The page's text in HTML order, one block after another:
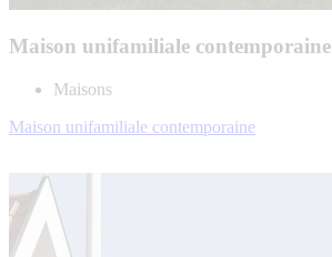
Maison unifamiliale contemporaine
Maisons
Maison unifamiliale contemporaine